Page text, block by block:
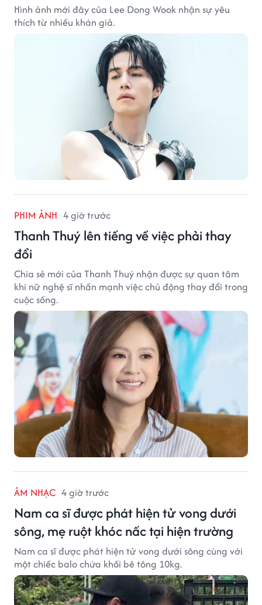
Hình ảnh mới đây của Lee Dong Wook nhận sự yêu
thích từ nhiều khán giả.
PHIM ẢNH 4 giờ trước
Thanh Thuý lên tiếng về việc phải thay
đổi
Chia sẻ mới của Thanh Thuý nhận được sự quan tâm
khi nữ nghệ sĩ nhấn mạnh việc chủ động thay đổi trong
cuộc sống.
ÂM NHẠC 4 giờ trước
Nam ca sĩ được phát hiện tử vong dưới
sông, mẹ ruột khóc nấc tại hiện trường
Nam ca sĩ được phát hiện tử vong dưới sông cùng với
một chiếc balo chứa khối bê tông 10kg.